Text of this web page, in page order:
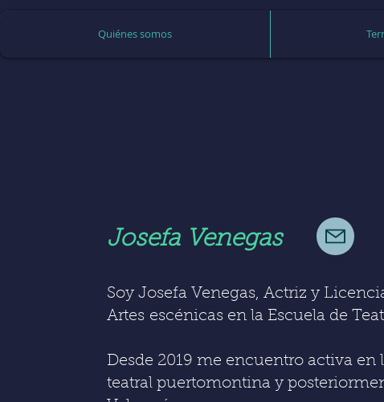
Quiénes somos
Josefa Venegas
Soy Josefa Venegas, Actriz y
Artes escénicas en la Escuela de
Desde 2019 me encuentro activa en
teatral puertomontina y